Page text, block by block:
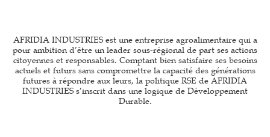
AFRIDIA INDUSTRIES est une entreprise agroalimentaire qui a
pour ambition d’être un leader sous-régional de part ses actions
citoyennes et responsables. Comptant bien satisfaire ses besoins
actuels et futurs sans compromettre la capacité des générations
futures à répondre aux leurs, la politique RSE de AFRIDIA
INDUSTRIES s’inscrit dans une logique de Développement
Durable.